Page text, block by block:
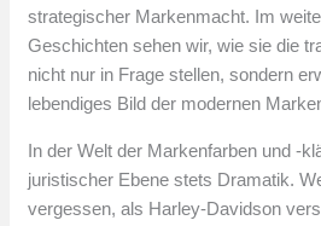
strategischer Markenmacht. Im
Geschichten sehen wir, wie sie die
nicht nur in Frage stellen, sondern
lebendiges Bild der modernen
In der Welt der Markenfarben und -
juristischer Ebene stets Dramatik.
vergessen, als Harley-Davidson